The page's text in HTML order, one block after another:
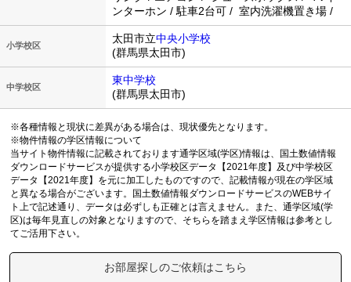
ンターホン / 駐車2台可 / 室内洗濯機置き場 /
小学校区
太田市立中央小学校
(群馬県太田市)
中学校区
東中学校
(群馬県太田市)
※各種情報と現状に差異がある場合は、現状優先となります。
※物件情報の学区情報について
当サイト物件情報に記載されております通学区域(学区)情報は、国土数値情報
ダウンロードサービスが提供する小学校区データ【2021年度】及び中学校区
データ【2021年度】を元に加工したものですので、記載情報が現在の学区域
と異なる場合がございます。国土数値情報ダウンロードサービスのWEBサイ
ト上で記述通り、データは必ずしも正確とは言えません。また、通学区域(学
区)は毎年見直しの対象となりますので、そちらを踏まえ学区情報は参考とし
てご活用下さい。
お部屋探しのご依頼はこちら